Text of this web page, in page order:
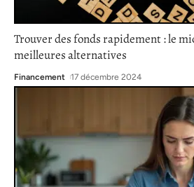
Trouver des fonds rapidement : le
meilleures alternatives
Financement 17 décembre 2024